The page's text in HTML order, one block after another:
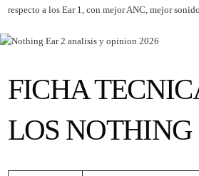
respecto a los Ear 1, con mejor ANC, mejor
FICHA
LOS NOTHING